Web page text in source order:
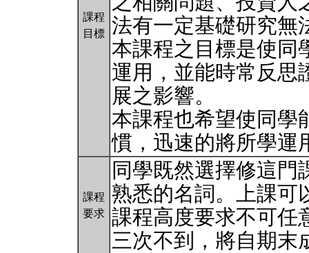
課程
目標 法有一定基礎研究無
本課程之目標是使同
運用，並能時常反思
展之影響。
本課程也希望使同學
慣，迅速的將所學運
課程
要求
同學既然選擇修這門
熟悉的名詞。上課可
課程高度要求不可任
三次不到，將自期